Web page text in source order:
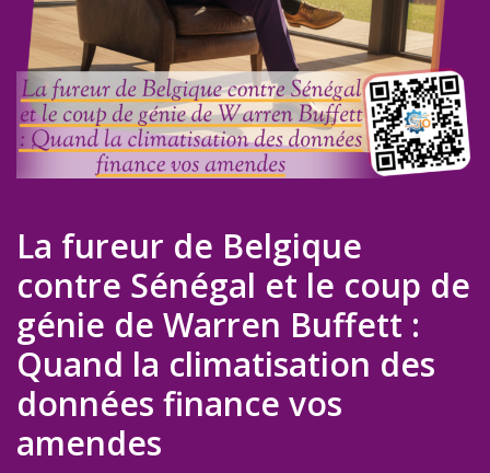
La fureur de Belgique
contre Sénégal et le coup de
génie de Warren Buffett :
Quand la climatisation des
données finance vos
amendes